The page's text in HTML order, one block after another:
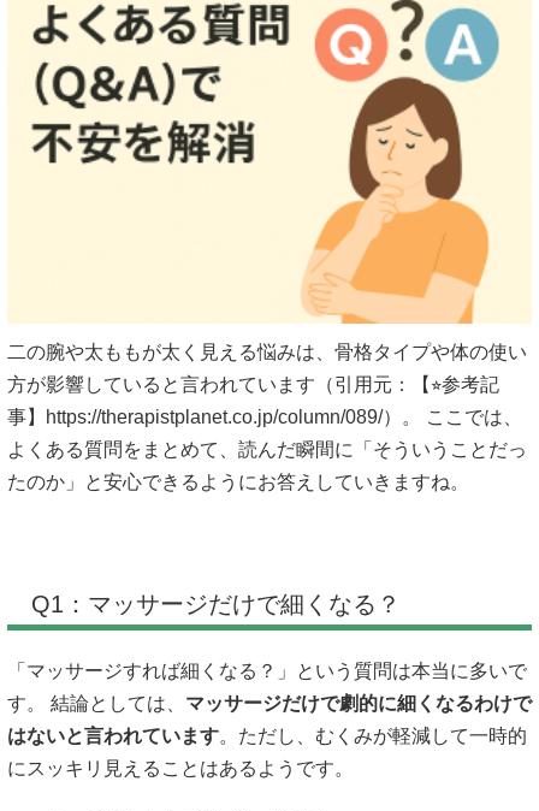
二の腕や太ももが太く見える悩みは、骨格タイプや体の使い
方が影響していると言われています（引用元：【⭐︎参考記
事】https://therapistplanet.co.jp/column/089/）。 ここでは、
よくある質問をまとめて、読んだ瞬間に「そういうことだっ
たのか」と安心できるようにお答えしていきますね。
Q1：マッサージだけで細くなる？
「マッサージすれば細くなる？」という質問は本当に多いで
す。 結論としては、 マッサージだけで劇的に細くなるわけで
はないと言われています。ただし、むくみが軽減して一時的
にスッキリ見えることはあるようです。